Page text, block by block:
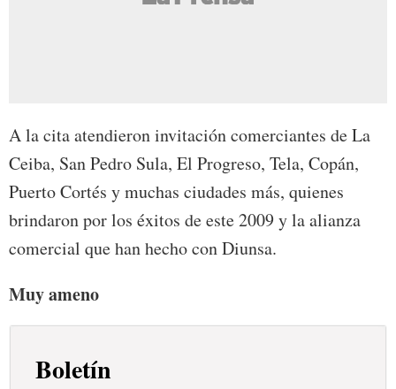
A la cita atendieron invitación comerciantes de La
Ceiba, San Pedro Sula, El Progreso, Tela, Copán,
Puerto Cortés y muchas ciudades más, quienes
brindaron por los éxitos de este 2009 y la alianza
comercial que han hecho con Diunsa.
Muy ameno
Boletín